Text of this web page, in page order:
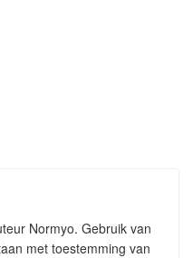
Normyo. Gebruik van
met toestemming van